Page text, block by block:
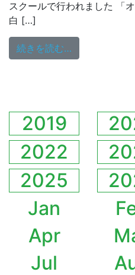
スクールで行われました 「
白 […]
続きを読む…
2019
2022
2025
Jan
Apr
Jul